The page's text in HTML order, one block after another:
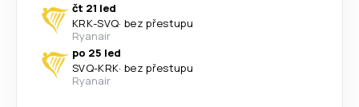
čt 21 led
KRK-SVQ· bez přestupu
Ryanair
po 25 led
SVQ-KRK· bez přestupu
Ryanair